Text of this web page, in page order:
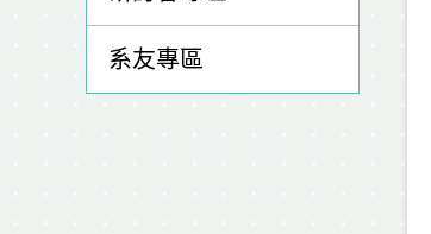
系友專區